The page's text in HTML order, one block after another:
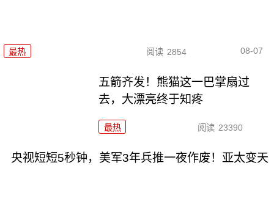
最热 阅读 2854 08-07
五箭齐发！熊猫这一巴掌扇过
去，大漂亮终于知疼
最热 阅读 23390
央视短短5秒钟，美军3年兵推一夜作废！亚太变天